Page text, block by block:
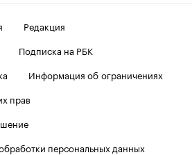
Редакция
Подписка на РБК
Информация об ограничениях
прав
персональных данных